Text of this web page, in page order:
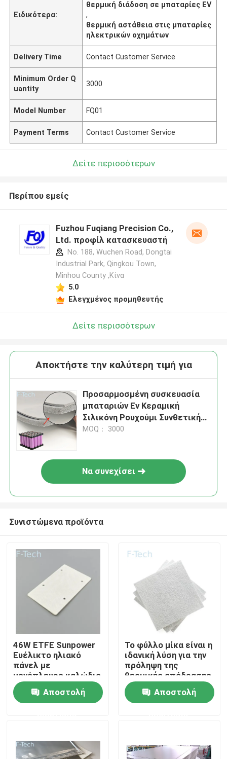
Σπίτι
Βίντεο
Ειδικότερα:
θερμική διάδοση σε μπαταρίες EV
,
θερμική αστάθεια στις μπαταρίες
ηλεκτρικών οχημάτων
Delivery Time Contact Customer Service
Minimum Order Q
uantity
3000
Model Number FQ01
Payment Terms Contact Customer Service
Δείτε περισσότερων
Περίπου εμείς
Fuzhou Fuqiang Precision Co.,
Ltd. προφίλ κατασκευαστή
No. 188, Wuchen Road, Dongtai
Industrial Park, Qingkou Town,
Minhou County ,Κίνα
5.0
Ελεγχμένος προμηθευτής
Δείτε περισσότερων
Αποκτήστε την καλύτερη τιμή για
Προσαρμοσμένη συσκευασία
μπαταριών Ev Κεραμική
Σιλικόνη Ρουχούμι Συνθετική
Ζώνη
MOQ： 3000
Να συνεχίσει
Συνιστώμενα προϊόντα
46W ETFE Sunpower
Ευέλικτο ηλιακό
πάνελ με
μονόπλευρο καλώδιο
Αποστολή
Το φύλλο μίκα είναι η
ιδανική λύση για την
πρόληψη της
θερμικής απόδρασης
της μπαταρίας του
ηλεκτρικού
οχήματος
Αποστολή